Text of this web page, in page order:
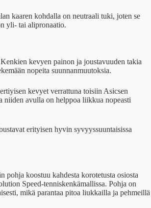
kaaren kohdalla on neutraali tuki, joten se
yli- tai alipronaatio.
kevyen painon ja joustavuuden takia
nopeita suunnanmuutoksia.
kevyet verrattuna toisiin Asicsen
niiden avulla on helppoa liikkua nopeasti
erityisen hyvin syvyyssuuntaisissa
pohja koostuu kahdesta korotetusta osiosta
Speed-tenniskenkämallissa. Pohja on
mikä parantaa pitoa liukkailla ja pehmeillä